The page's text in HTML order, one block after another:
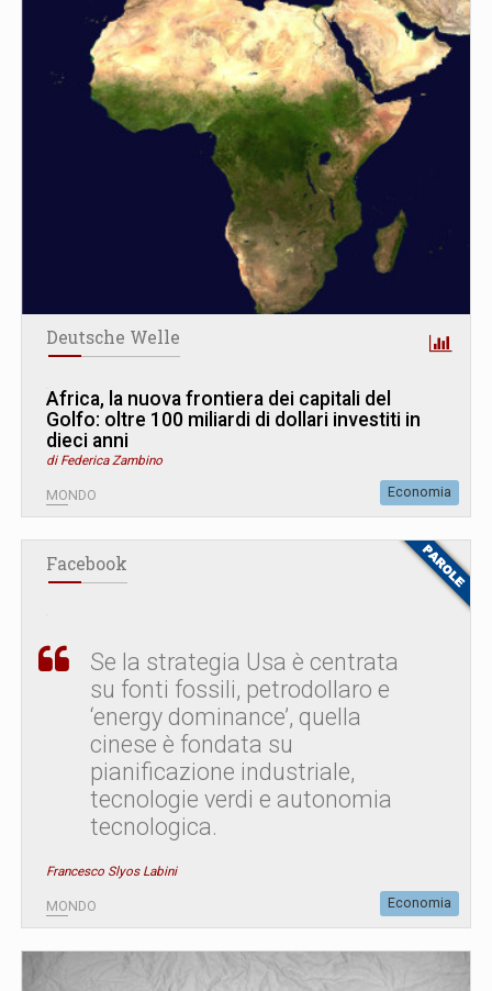
Deutsche Welle
Africa, la nuova frontiera dei capitali del
Golfo: oltre 100 miliardi di dollari investiti in
dieci anni
di Federica Zambino
MONDO Economia
Facebook
Se la strategia Usa è centrata
su fonti fossili, petrodollaro e
‘energy dominance’, quella
cinese è fondata su
pianificazione industriale,
tecnologie verdi e autonomia
tecnologica.
Francesco Slyos Labini
MONDO Economia